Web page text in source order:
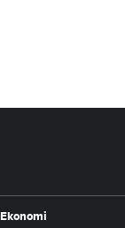
Ekonomi